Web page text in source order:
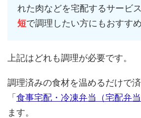
れた肉などを宅配するサービ
短で調理したい方にもおすすめ
上記はどれも調理が必要です。
調理済みの食材を温めるだけで済
「 食事宅配・冷凍弁当（宅配弁当
ます。